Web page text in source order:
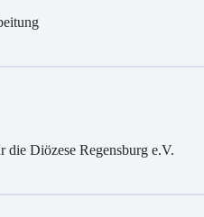
die Diözese Regensburg e.V.